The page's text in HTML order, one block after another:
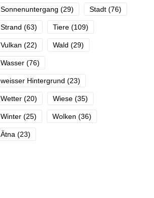
Sonnenuntergang (29) Stadt (76)
Strand (63) Tiere (109)
Vulkan (22) Wald (29)
Wasser (76)
weisser Hintergrund (23)
Wetter (20) Wiese (35)
Winter (25) Wolken (36)
Ätna (23)